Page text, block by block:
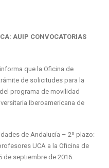
AUIP CONVOCATORIAS
que la Oficina de
de solicitudes para la
programa de movilidad
Iberoamericana de
de Andalucía – 2º plazo:
UCA a la Oficina de
de septiembre de 2016.